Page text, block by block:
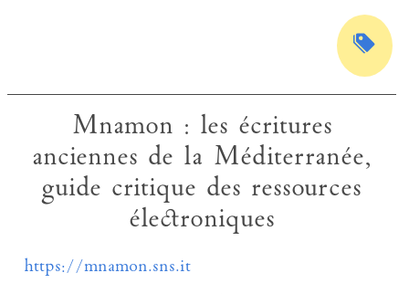
Mnamon : les écritures
anciennes de la Méditerranée,
guide critique des ressources
électroniques
https://mnamon.sns.it